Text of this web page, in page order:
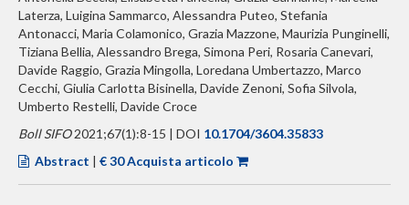
Laterza, Luigina Sammarco, Alessandra Puteo, Stefania
Antonacci, Maria Colamonico, Grazia Mazzone, Maurizia Punginelli,
Tiziana Bellia, Alessandro Brega, Simona Peri, Rosaria Canevari,
Davide Raggio, Grazia Mingolla, Loredana Umbertazzo, Marco
Cecchi, Giulia Carlotta Bisinella, Davide Zenoni, Sofia Silvola,
Umberto Restelli, Davide Croce
Boll SIFO2021;67(1):8-15 | DOI 10.1704/3604.35833
Abstract | € 30 Acquista articolo